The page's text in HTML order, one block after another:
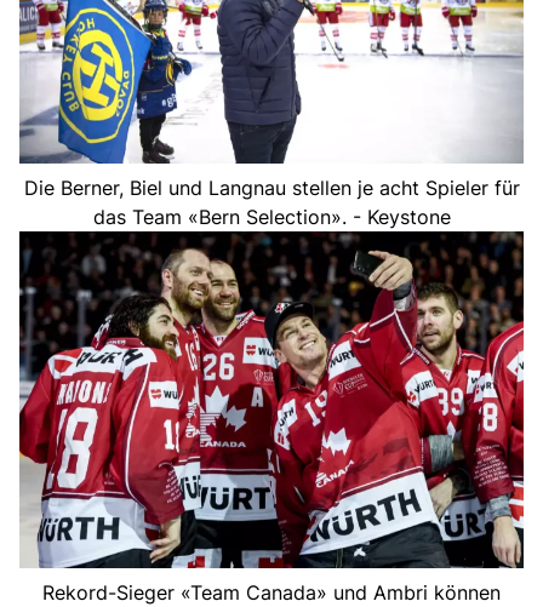
Die Berner, Biel und Langnau stellen je acht Spieler für
das Team «Bern Selection». - Keystone
Rekord-Sieger «Team Canada» und Ambri können